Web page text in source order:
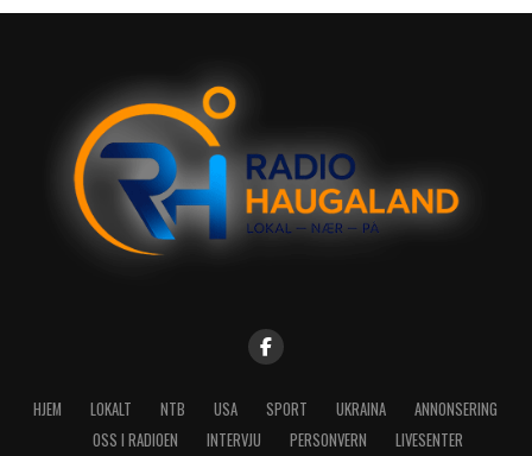
HJEM LOKALT NTB USA SPORT UKRAINA
ANNONSERING
OSS I RADIOEN
INTERVJU PERSONVERN LIVESENTER